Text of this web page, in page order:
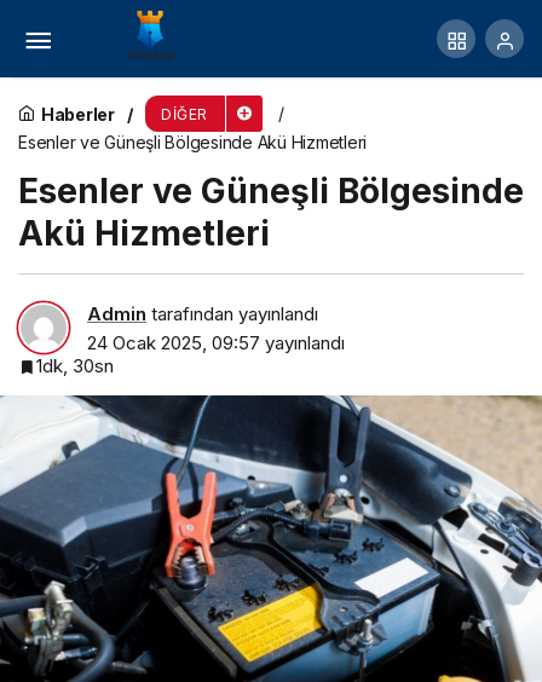
Haberler DIĞER
Esenler ve Güneşli Bölgesinde Akü Hizmetleri
Esenler ve Güneşli Bölgesinde
Akü Hizmetleri
Admin tarafından yayınlandı
24 Ocak 2025, 09:57 yayınlandı
1dk, 30sn
Sağlıklı Beslenme İçin Glutensiz ve Ketojenik